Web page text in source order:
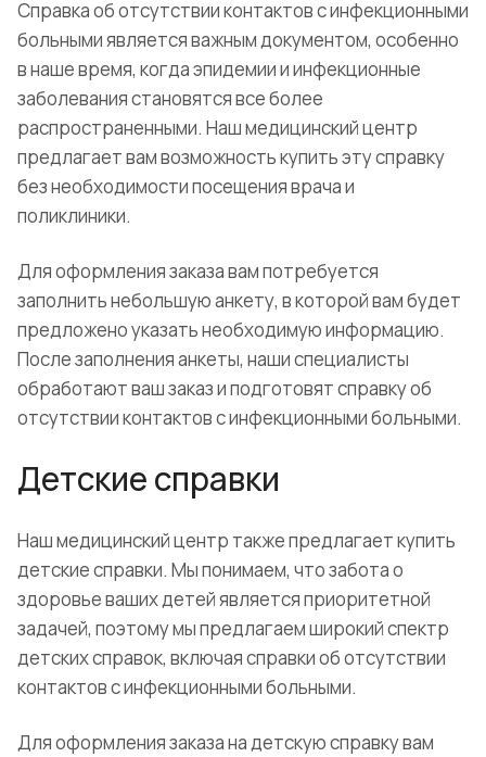
Справка об отсутствии контактов с инфекционными
больными является важным документом, особенно
в наше время, когда эпидемии и инфекционные
заболевания становятся все более
распространенными. Наш медицинский центр
предлагает вам возможность купить эту справку
без необходимости посещения врача и
поликлиники.
Для оформления заказа вам потребуется
заполнить небольшую анкету, в которой вам будет
предложено указать необходимую информацию.
После заполнения анкеты, наши специалисты
обработают ваш заказ и подготовят справку об
отсутствии контактов с инфекционными больными.
Детские справки
Наш медицинский центр также предлагает купить
детские справки. Мы понимаем, что забота о
здоровье ваших детей является приоритетной
задачей, поэтому мы предлагаем широкий спектр
детских справок, включая справки об отсутствии
контактов с инфекционными больными.
Для оформления заказа на детскую справку вам